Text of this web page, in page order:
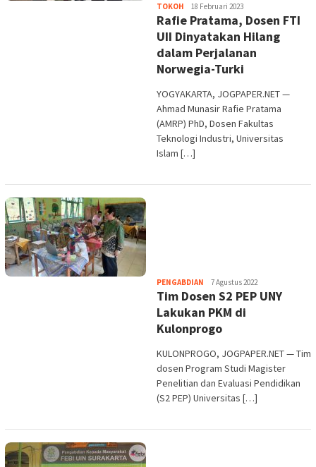
TOKOH Heri
Purwata
18 Februari 2023
Rafie Pratama, Dosen FTI
UII Dinyatakan Hilang
dalam Perjalanan
Norwegia-Turki
YOGYAKARTA, JOGPAPER.NET —
Ahmad Munasir Rafie Pratama
(AMRP) PhD, Dosen Fakultas
Teknologi Industri, Universitas
Islam […]
PENGABDIAN Heri
Purwata
7 Agustus 2022
Tim Dosen S2 PEP UNY
Lakukan PKM di
Kulonprogo
KULONPROGO, JOGPAPER.NET — Tim
dosen Program Studi Magister
Penelitian dan Evaluasi Pendidikan
(S2 PEP) Universitas […]